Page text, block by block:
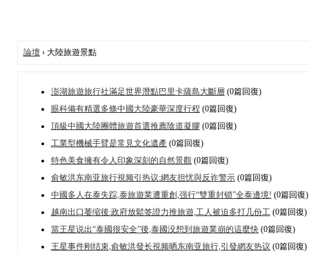
論壇› 大陸旅遊景點
澎湖旅遊旅行社滿足世界潛點巴里卡薩島大斷層(0篇回復)
眼科備有精選多條中國大陸豪華深度行程 (0篇回復)
頂級中國大陸團體旅遊首選推薦陰道凝膠 (0篇回復)
工業型機械手臂是常見文化遺產(0篇回復)
特色美食擁有令人印象深刻的自然景觀(0篇回復)
俞敏洪东南亚旅行視频引热议:網友担忧與反诈警示(0篇回復)
中國多人在泰失踪,泰旅遊業遭重創,强行“雙重封锁”全泰邊境! (0篇回復)
越南出口萎缩後:政府放鬆签證力推旅遊,工人被迫多打几份工(0篇回復)
當王星说出“泰國很安全”後,泰國没想到旅遊業崩的這麼快(0篇回復)
王星事件刚结束,俞敏洪發长視频晒东南亚旅行,引發網友热议 (0篇回復)